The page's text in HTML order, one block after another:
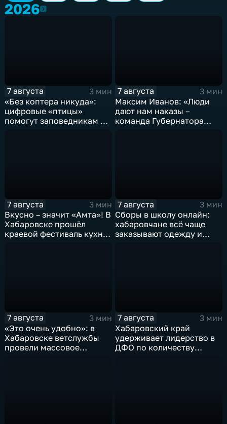
20262026
7 августа
3 мин
«Без коптера никуда»:
цифровые «птицы»
помогут заповедникам в
7 августа
3 мин
Максим Иванов: «Люди
дают нам наказы –
команда Губернатора
7 августа
3 мин
Вкусно – значит «Амта»! В
Хабаровске прошёл
краевой фестиваль кухни
7 августа
3 мин
Сборы в школу онлайн:
хабаровчане всё чаще
заказывают одежду и
7 августа
3 мин
«Это очень удобно»: в
Хабаровске ветслужбы
провели массовое
7 августа
3 мин
Хабаровский край
удерживает лидерство в
ДФО по количеству